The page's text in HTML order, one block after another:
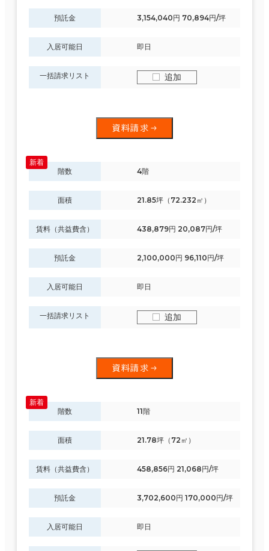
預託金 3,154,040円 70,894円/坪
入居可能日 即日
一括請求リスト 追加
資料請求
階数 4階
面積 21.85坪（72.232㎡）
賃料（共益費含） 438,879円 20,087円/坪
預託金 2,100,000円 96,110円/坪
入居可能日 即日
一括請求リスト 追加
資料請求
階数 11階
面積 21.78坪（72㎡）
賃料（共益費含） 458,856円 21,068円/坪
預託金 3,702,600円 170,000円/坪
入居可能日 即日